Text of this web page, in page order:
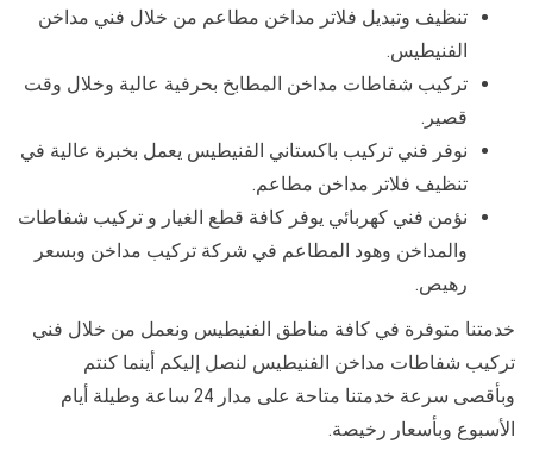
تنظيف وتبديل فلاتر مداخن مطاعم من خلال فني مداخن
الفنيطيس.
تركيب شفاطات مداخن المطابخ بحرفية عالية وخلال وقت
قصير.
نوفر فني تركيب باكستاني الفنيطيس يعمل بخبرة عالية في
تنظيف فلاتر مداخن مطاعم.
نؤمن فني كهربائي يوفر كافة قطع الغيار و تركيب شفاطات
والمداخن وهود المطاعم في شركة تركيب مداخن وبسعر
رهيص.
خدمتنا متوفرة في كافة مناطق الفنيطيس ونعمل من خلال فني
تركيب شفاطات مداخن الفنيطيس لنصل إليكم أينما كنتم
وبأقصى سرعة خدمتنا متاحة على مدار 24 ساعة وطيلة أيام
الأسبوع وبأسعار رخيصة.